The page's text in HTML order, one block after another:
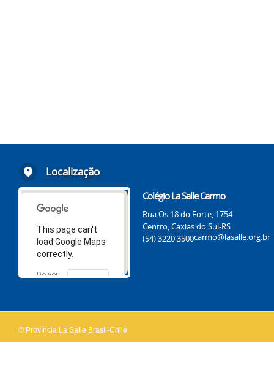
Localização
This page can't
load Google Maps
correctly.
Do you
OK
Colégio La Salle Carmo
Rua Os 18 do Forte, 1754
Centro, Caxias do Sul-RS
(54) 3220.3500carmo@lasalle.org.br
© Província La Salle Brasil-Chile